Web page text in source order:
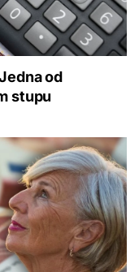
od
stupu